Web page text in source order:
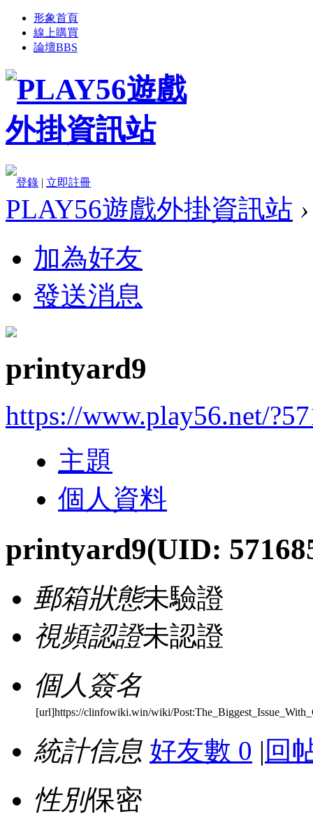
形象首頁
線上購買
論壇BBS
登錄 | 立即註冊
PLAY56遊戲外掛資訊站 ›
加為好友
發送消息
printyard9
https://www.play56.net/
主題
個人資料
printyard9(UID:
郵箱狀態未驗證
視頻認證未認證
個人簽名
[url]https://clinfowiki.win/wiki/
統計信息 好友數 0 | 回
性別保密